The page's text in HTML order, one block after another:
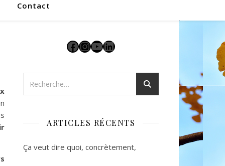
Contact
Facebook
Instagram
YouTubeLinkedIn
ARTICLES RÉCENTS
Ça veut dire quoi, concrètement,